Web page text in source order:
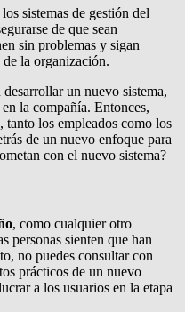
sistemas de gestión del
de que sean
sin problemas y sigan
la organización.
un nuevo sistema,
la compañía. Entonces,
tanto los empleados como los
de un nuevo enfoque para
con el nuevo sistema?
, como cualquier otro
personas sienten que han
no puedes consultar con
prácticos de un nuevo
a los usuarios en la etapa